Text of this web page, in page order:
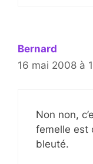
Bernard
16 mai 2008 à
Non non,
femelle est
bleuté.